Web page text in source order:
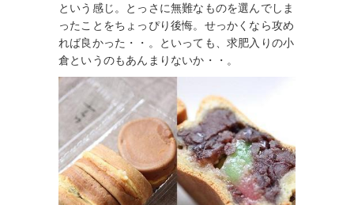
という感じ。とっさに無難なものを選んでしま
ったことをちょっぴり後悔。せっかくなら攻め
れば良かった・・。といっても、求肥入りの小
倉というのもあんまりないか・・。